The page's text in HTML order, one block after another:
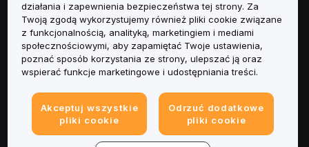
Usługi
Obsługa Klienta
Informacje prawne
działania i zapewnienia bezpieczeństwa tej strony. Za
Twoją zgodą wykorzystujemy również pliki cookie związane
z funkcjonalnością, analityką, marketingiem i mediami
społecznościowymi, aby zapamiętać Twoje ustawienia,
poznać sposób korzystania ze strony, ulepszać ją oraz
wspierać funkcje marketingowe i udostępniania treści.
Akceptuj wszystkie
pliki cookie
Odrzuć dodatkowe
pliki cookie